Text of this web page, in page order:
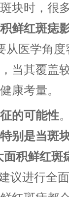
块时，很
鲜红斑痣
从医学角
当其覆盖
康考量。
的可能性​
特别是当斑
面积鲜红斑
议进行全